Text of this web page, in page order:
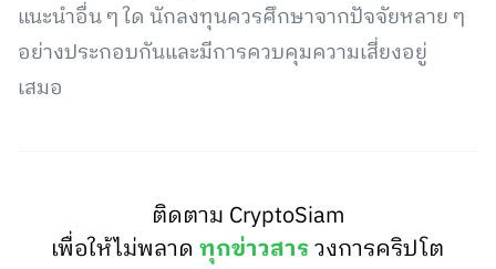
แนะนำอื่น ๆ ใด นักลงทุนควรศึกษาจากปัจจัยหลาย ๆ
อย่างประกอบกันและมีการควบคุมความเสี่ยงอยู่
เสมอ
ติดตาม CryptoSiam
เพื่อให้ไม่พลาดทุกข่าวสารวงการคริปโต